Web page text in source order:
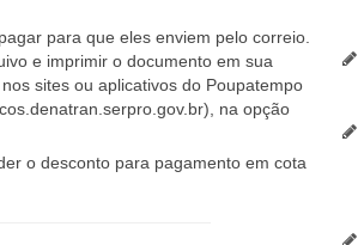
para que eles enviem pelo correio.
e imprimir o documento em sua
sites ou aplicativos do Poupatempo
na opção
o desconto para pagamento em cota